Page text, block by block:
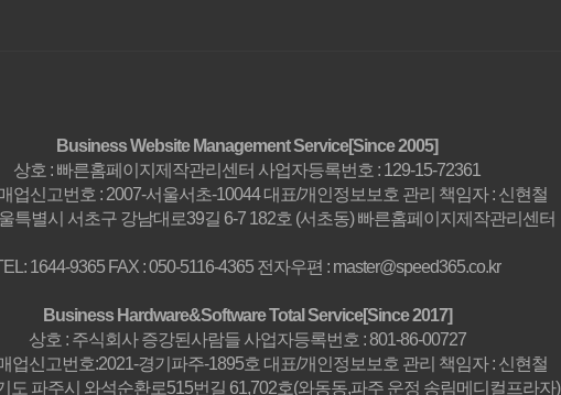
Business Website Management Service[Since 2005]
상호 : 빠른홈페이지제작관리센터 사업자등록번호 : 129-15-72361
업신고번호 : 2007-서울서초-10044 대표/개인정보보호 관리 책임자 : 신현철
특별시 서초구 강남대로39길 6-7 182호 (서초동) 빠른홈페이지제작관리센터
1644-9365 FAX : 050-5116-4365 전자우편 : master@speed365.co.kr
Business Hardware&Software Total Service[Since 2017]
상호 : 주식회사 증강된사람들 사업자등록번호 : 801-86-00727
업신고번호:2021-경기파주-1895호 대표/개인정보보호 관리 책임자 : 신현철
도 파주시 와석순환로515번길 61,702호(와동동,파주 운정 송림메디컬프라자)